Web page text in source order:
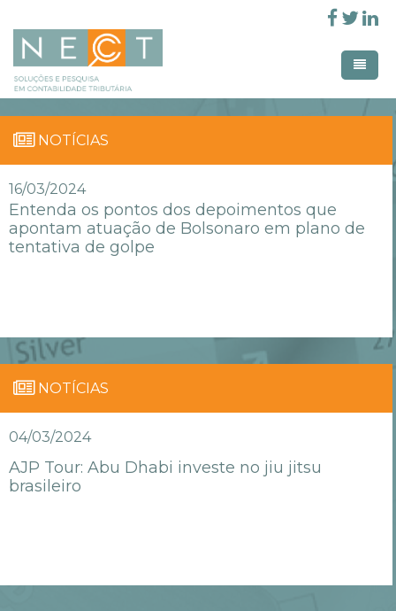
Home Creative
Home Creative Parallax
Membros
Área de atuação
Linhas de pesquisa
Produção Acadêmica
Tributação
Workshop
Entrar
NOTÍCIAS
16/03/2024
Entenda os pontos dos depoimentos que
apontam atuação de Bolsonaro em plano de
tentativa de golpe
NOTÍCIAS
04/03/2024
AJP Tour: Abu Dhabi investe no jiu jitsu
brasileiro